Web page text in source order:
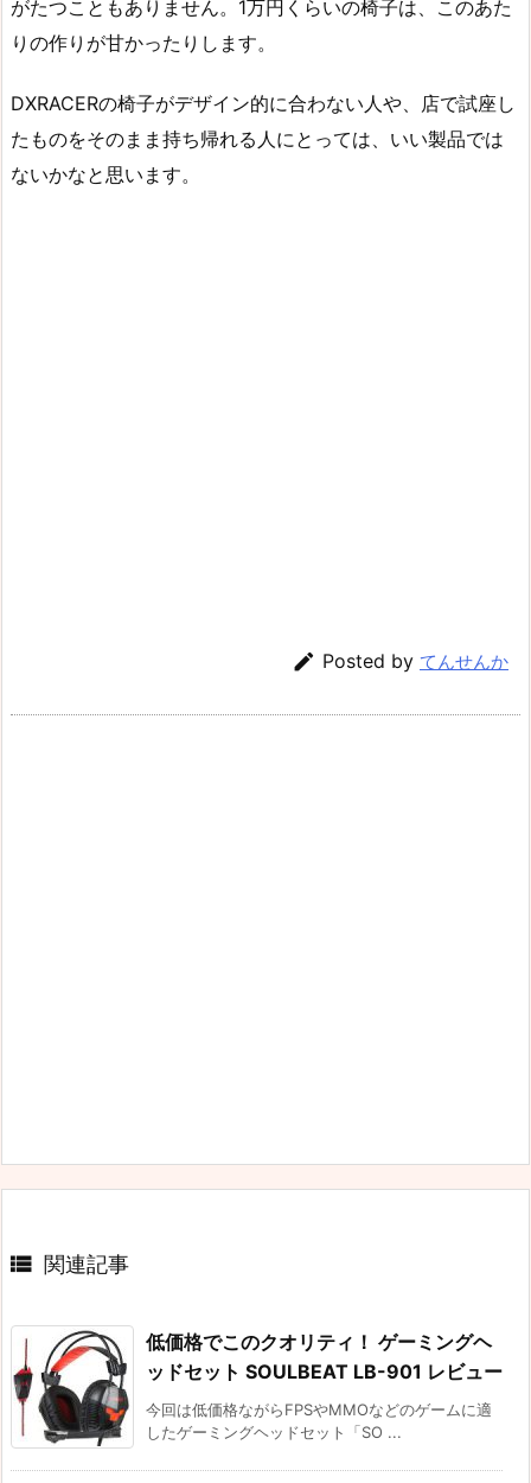
がたつこともありません。1万円くらいの椅子は、このあた
りの作りが甘かったりします。
DXRACERの椅子がデザイン的に合わない人や、店で試座し
たものをそのまま持ち帰れる人にとっては、いい製品では
ないかなと思います。
 Posted by てんせんか
 関連記事
低価格でこのクオリティ！ ゲーミングヘ
ッドセット SOULBEAT LB-901 レビュー
今回は低価格ながらFPSやMMOなどのゲームに適
したゲーミングヘッドセット「SO ...